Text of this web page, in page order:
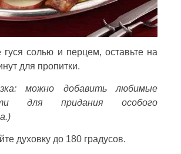
гуся солью и перцем, оставьте на
для пропитки.
можно добавить любимые
для придания особого
духовку до 180 градусов.